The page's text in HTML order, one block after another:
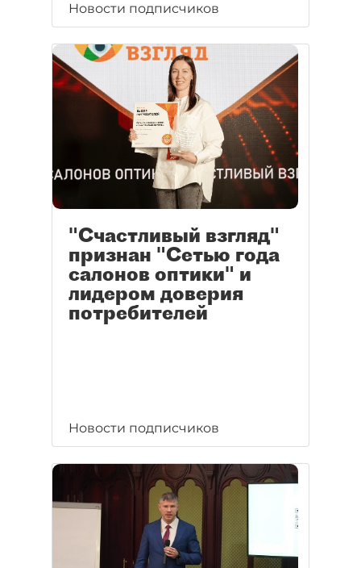
Новости подписчиков
"Счастливый взгляд"
признан "Сетью года
салонов оптики" и
лидером доверия
потребителей
Новости подписчиков